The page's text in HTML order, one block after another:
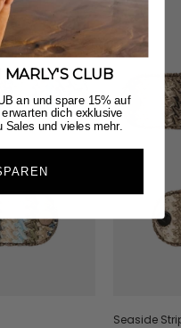
Seaside
MARLY'S CLUB
an und spare 15% auf
dich exklusive
und vieles mehr.